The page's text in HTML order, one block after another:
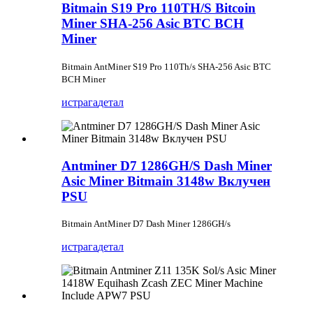
Bitmain S19 Pro 110TH/S Bitcoin
Miner SHA-256 Asic BTC BCH
Miner
Bitmain AntMiner S19 Pro 110Th/s SHA-256 Asic BTC
BCH Miner
истрагадетал
Antminer D7 1286GH/S Dash Miner
Asic Miner Bitmain 3148w Вклучен
PSU
Bitmain AntMiner D7 Dash Miner 1286GH/s
истрагадетал